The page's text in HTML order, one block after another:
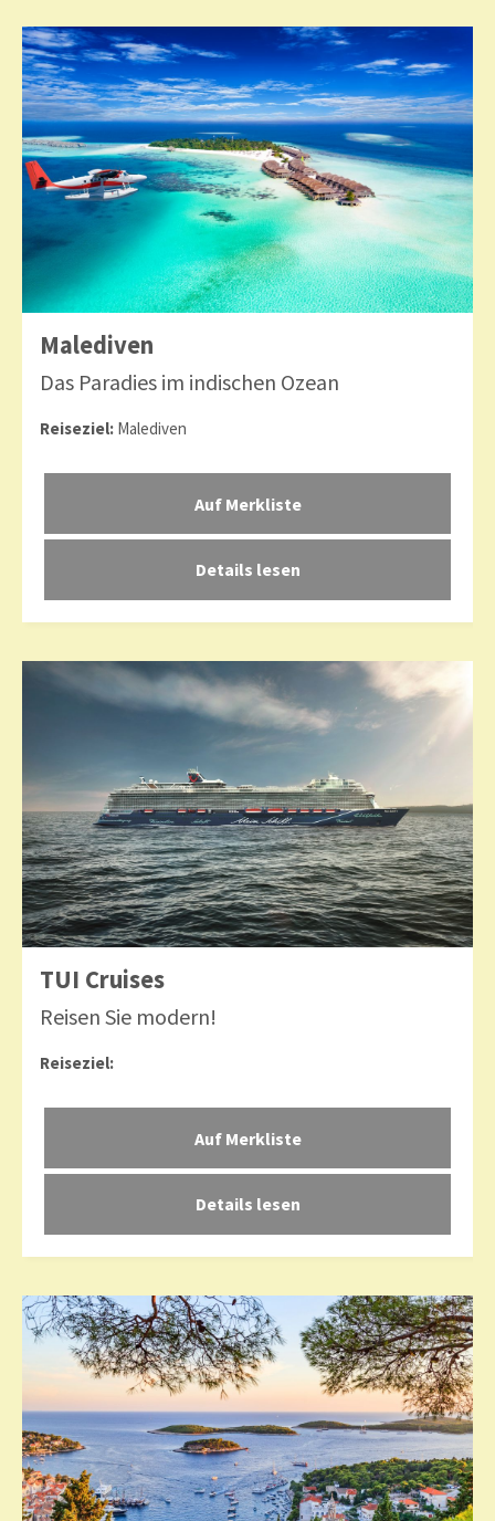
Malediven
Das Paradies im indischen Ozean
Reiseziel: Malediven
Details lesen
TUI Cruises
Reisen Sie modern!
Reiseziel:
Details lesen